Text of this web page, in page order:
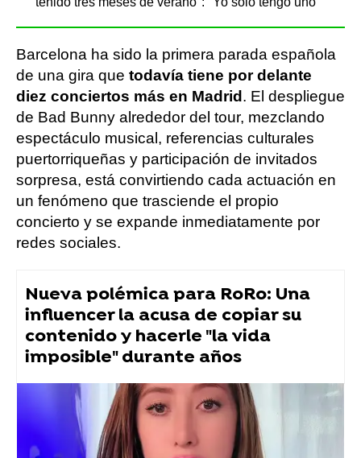
Barcelona ha sido la primera parada española
de una gira que todavía tiene por delante
diez conciertos más en Madrid . El despliegue
de Bad Bunny alrededor del tour, mezclando
espectáculo musical, referencias culturales
puertorriqueñas y participación de invitados
sorpresa, está convirtiendo cada actuación en
un fenómeno que trasciende el propio
concierto y se expande inmediatamente por
redes sociales.
Nueva polémica para RoRo: Una
influencer la acusa de copiar su
contenido y hacerle "la vida
imposible" durante años
Bad Bunny Ibai Llanos